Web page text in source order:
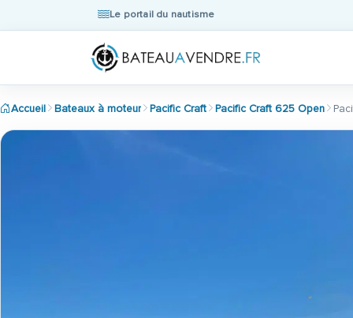
Le portail du nautisme
Accueil Bateaux à moteur Pacific Craft Pacific Craft 625 Open